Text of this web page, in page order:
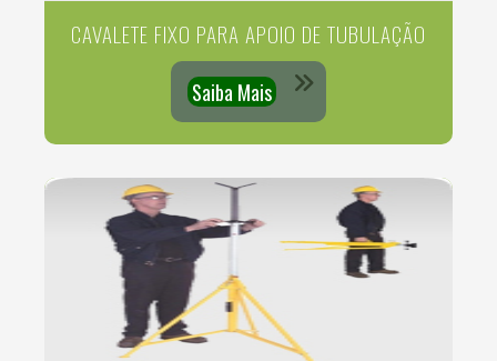
CAVALETE FIXO PARA APOIO DE TUBULAÇÃO
Saiba Mais